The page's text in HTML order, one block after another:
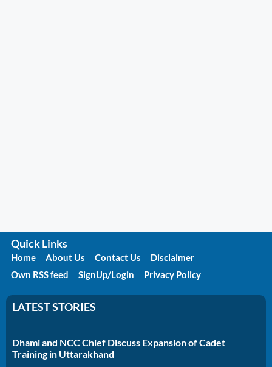
Quick Links
Home About Us Contact Us
Disclaimer
Own RSS feed
SignUp/Login Privacy Policy
LATEST STORIES
Dhami and NCC Chief Discuss Expansion of Cadet
Training in Uttarakhand